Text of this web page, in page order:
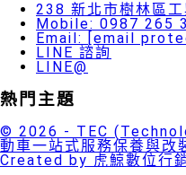
238 新北市樹林區
Mobile: 0987 265
Email:
[email
LINE 諮詢
LINE@
熱門主題
© 2026 - TEC
動車一站式服務保養與改
Created by 虎鯨數位行